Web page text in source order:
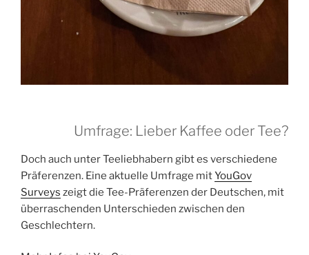
Umfrage: Lieber Kaffee oder Tee?
Doch auch unter Teeliebhabern gibt es verschiedene
Präferenzen. Eine aktuelle Umfrage mitYouGov
Surveys zeigt die Tee-Präferenzen der Deutschen, mit
überraschenden Unterschieden zwischen den
Geschlechtern.